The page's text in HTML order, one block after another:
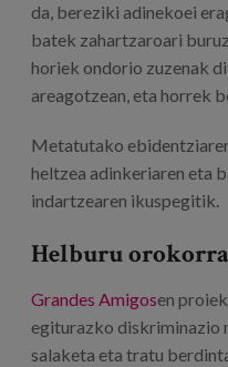
da, bereziki adinekoei
batek zahartzaroari
horiek ondorio zuzenak
areagotzean, eta horrek
Metatutako
heltzea adinkeriaren eta
indartzearen ikuspegitik.
Helburu
Grandes Amigosen
egiturazko diskriminazio
salaketa eta tratu